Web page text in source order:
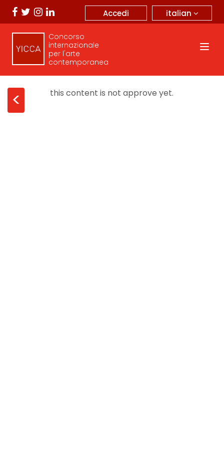
italian
Accedi
Concorso
internazionale
per l'arte
contemporanea
< this content is not approve yet.